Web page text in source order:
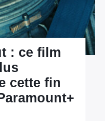
: ce film
cette fin